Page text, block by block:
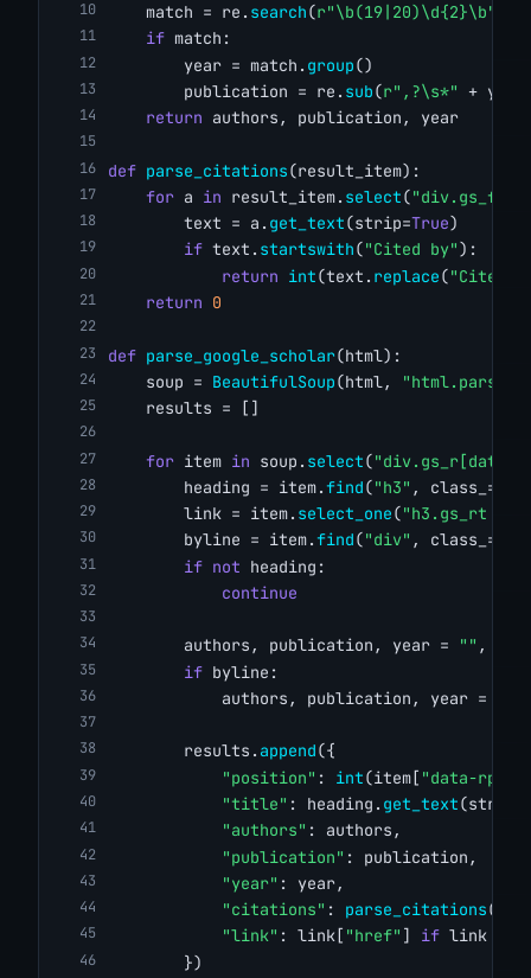
    match = re.
search(r"\b(19|20)\d{2}\b"
if match:
        year = match.
group()
        publication = re.
sub(r",?\s*" +
return authors, publication, year
def parse_citations(result_item):
for a in result_item. select("div.gs_fl
        text = a.
get_text(strip=True)
if text. startswith("Cited by"):
return int(text. replace("Cited
return 0
def parse_google_scholar(html):
    soup =
BeautifulSoup(html, "html.parser"
    results = []
for item in soup. select("div.gs_r[data-
        heading = item.
find("h3" , class_=
        link = item.
select_one("h3.gs_rt >
        byline = item.
find("div" , class_=
if not heading:
continue
        authors, publication, year =
"" ,
if byline:
            authors, publication, year =
        results.
append({
"position" : int(item[ "data-rp"
"title" : heading. get_text(strip=
"authors" : authors,
"publication" : publication,
"year" : year,
"citations" : parse_citations
"link" : link[ "href" ] if link
        })